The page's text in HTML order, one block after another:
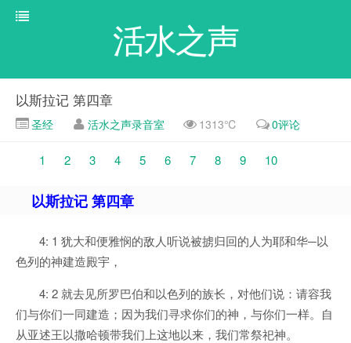
活水之声
以斯拉记 第四章
圣经 活水之声录音室 1313℃ 0评论
1 2 3 4 5 6 7 8 9 10
以斯拉记 第四章
4: 1 犹大和便雅悯的敌人听说被掳归回的人为耶和华─以
色列的神建造殿宇，
4: 2 就去见所罗巴伯和以色列的族长，对他们说：请容我
们与你们一同建造；因为我们寻求你们的神，与你们一样。自
从亚述王以撒哈顿带我们上这地以来，我们常祭祀神。